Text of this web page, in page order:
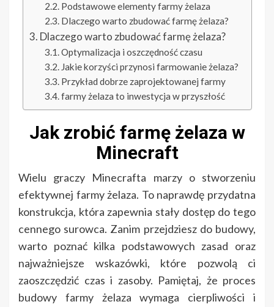
Podstawowe elementy farmy żelaza
Dlaczego warto zbudować farmę żelaza?
Dlaczego warto zbudować farmę żelaza?
Optymalizacja i oszczędność czasu
Jakie korzyści przynosi farmowanie żelaza?
Przykład dobrze zaprojektowanej farmy
farmy żelaza to inwestycja w przyszłość
Jak zrobić farmę żelaza w
Minecraft
Wielu graczy Minecrafta marzy o stworzeniu
efektywnej farmy żelaza. To naprawdę przydatna
konstrukcja, która zapewnia stały dostęp do tego
cennego surowca. Zanim przejdziesz do budowy,
warto poznać kilka podstawowych zasad oraz
najważniejsze wskazówki, które pozwolą ci
zaoszczędzić czas i zasoby. Pamiętaj, że proces
budowy farmy żelaza wymaga cierpliwości i